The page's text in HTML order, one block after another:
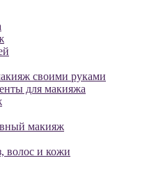
своими руками
для макияжа
макияж
волос и кожи